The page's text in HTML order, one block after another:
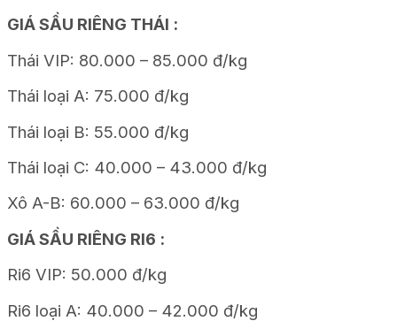
GIÁ SẦU RIÊNG THÁI :
Thái VIP: 80.000 – 85.000 đ/kg
Thái loại A: 75.000 đ/kg
Thái loại B: 55.000 đ/kg
Thái loại C: 40.000 – 43.000 đ/kg
Xô A-B: 60.000 – 63.000 đ/kg
GIÁ SẦU RIÊNG RI6 :
Ri6 VIP: 50.000 đ/kg
Ri6 loại A: 40.000 – 42.000 đ/kg